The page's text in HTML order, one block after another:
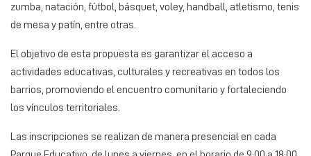
zumba, natación, fútbol, básquet, voley, handball, atletismo, tenis
de mesa y patín, entre otras.
El objetivo de esta propuesta es garantizar el acceso a
actividades educativas, culturales y recreativas en todos los
barrios, promoviendo el encuentro comunitario y fortaleciendo
los vínculos territoriales.
Las inscripciones se realizan de manera presencial en cada